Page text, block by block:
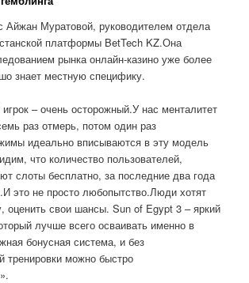
Айжан Муратовой, руководителем отдела
платформы BetTech KZ.Она
рынка онлайн-казино уже более
знает местную специфику.
игрок – очень осторожный.У нас менталитет
раз отмерь, потом один раз
идеально вписываются в эту модель
что количество пользователей,
слоты бесплатно, за последние два года
это не просто любопытство.Люди хотят
оценить свои шансы. Sun of Egypt 3 – яркий
лучше всего осваивать именно в
бонусная система, и без
тренировки можно быстро